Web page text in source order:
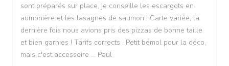
sont préparés sur place, je conseille les escargots en
aumonière et les lasagnes de saumon ! Carte variée, la
dernière fois nous avions pris des pizzas de bonne taille
et bien garnies ! Tarifs corrects . Petit bémol pour la déco,
mais c'est accessoire ... Paul